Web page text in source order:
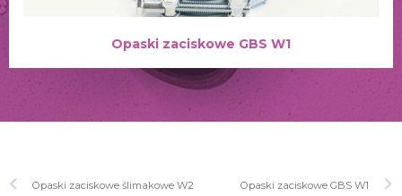
Opaski zaciskowe GBS W1
Opaski zaciskowe ślimakowe W2 Opaski zaciskowe GBS W1